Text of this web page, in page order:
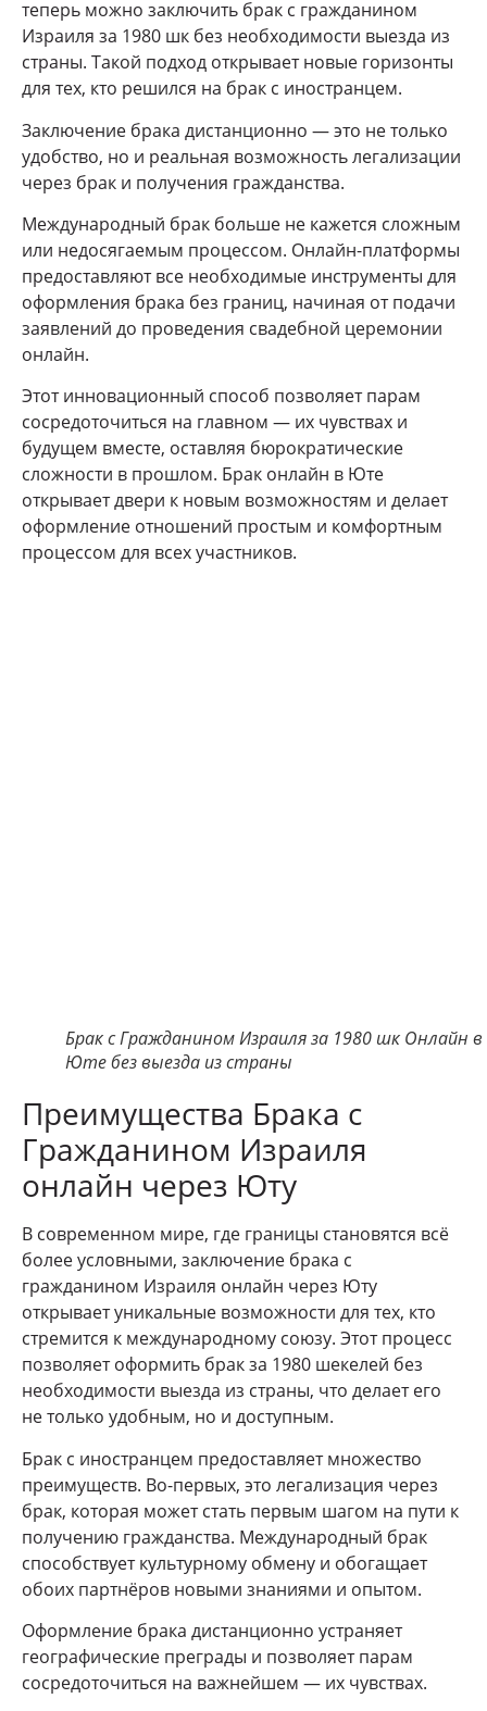
теперь можно заключить брак с гражданином
Израиля за 1980 шк без необходимости выезда из
страны. Такой подход открывает новые горизонты
для тех, кто решился на брак с иностранцем.
Заключение брака дистанционно — это не только
удобство, но и реальная возможность легализации
через брак и получения гражданства.
Международный брак больше не кажется сложным
или недосягаемым процессом. Онлайн-платформы
предоставляют все необходимые инструменты для
оформления брака без границ, начиная от подачи
заявлений до проведения свадебной церемонии
онлайн.
Этот инновационный способ позволяет парам
сосредоточиться на главном — их чувствах и
будущем вместе, оставляя бюрократические
сложности в прошлом. Брак онлайн в Юте
открывает двери к новым возможностям и делает
оформление отношений простым и комфортным
процессом для всех участников.
Брак с Гражданином Израиля за 1980 шк Онлайн в
Юте без выезда из страны
Преимущества Брака с
Гражданином Израиля
онлайн через Юту
В современном мире, где границы становятся всё
более условными, заключение брака с
гражданином Израиля онлайн через Юту
открывает уникальные возможности для тех, кто
стремится к международному союзу. Этот процесс
позволяет оформить брак за 1980 шекелей без
необходимости выезда из страны, что делает его
не только удобным, но и доступным.
Брак с иностранцем предоставляет множество
преимуществ. Во-первых, это легализация через
брак, которая может стать первым шагом на пути к
получению гражданства. Международный брак
способствует культурному обмену и обогащает
обоих партнёров новыми знаниями и опытом.
Оформление брака дистанционно устраняет
географические преграды и позволяет парам
сосредоточиться на важнейшем — их чувствах.